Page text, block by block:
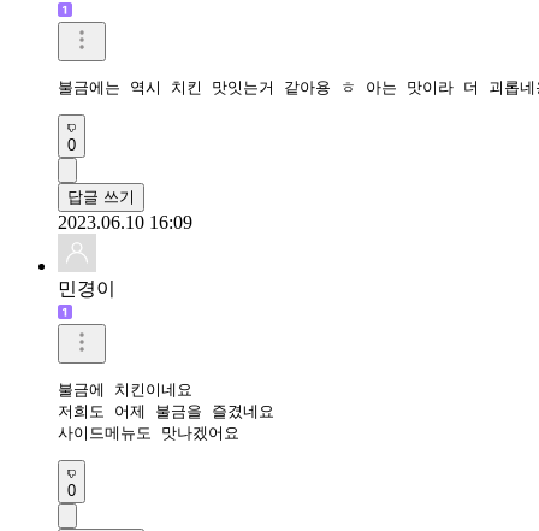
불금에는 역시 치킨 맛잇는거 같아용 ㅎ 아는 맛이라 더 괴롭
0
답글 쓰기
2023.06.10 16:09
민경이
불금에 치킨이네요
저희도 어제 불금을 즐겼네요
사이드메뉴도 맛나겠어요
0